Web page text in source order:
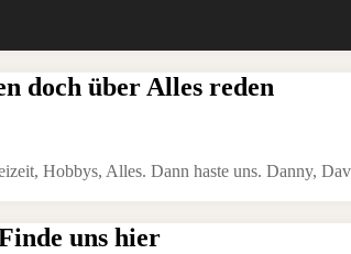
doch über Alles reden
Hobbys, Alles. Dann haste uns. Danny,
uns hier